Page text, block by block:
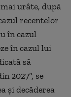
urâte, după
recentelor
în cazul
în cazul lui
să
2027”, se
și decăderea